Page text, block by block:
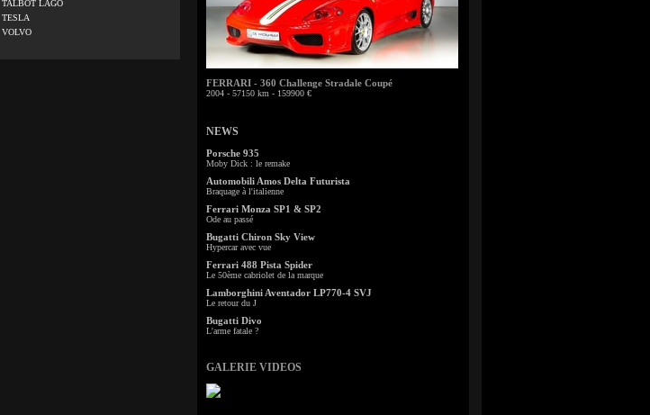
TALBOT LAGO
TESLA
VOLVO
FERRARI - 360 Challenge Stradale Coupé
2004 - 57150 km - 159900 €
NEWS
Porsche 935
Moby Dick : le remake
Automobili Amos Delta Futurista
Braquage à l'italienne
Ferrari Monza SP1 & SP2
Ode au passé
Bugatti Chiron Sky View
Hypercar avec vue
Ferrari 488 Pista Spider
Le 50ème cabriolet de la marque
Lamborghini Aventador LP770-4 SVJ
Le retour du J
Bugatti Divo
L'arme fatale ?
GALERIE VIDEOS